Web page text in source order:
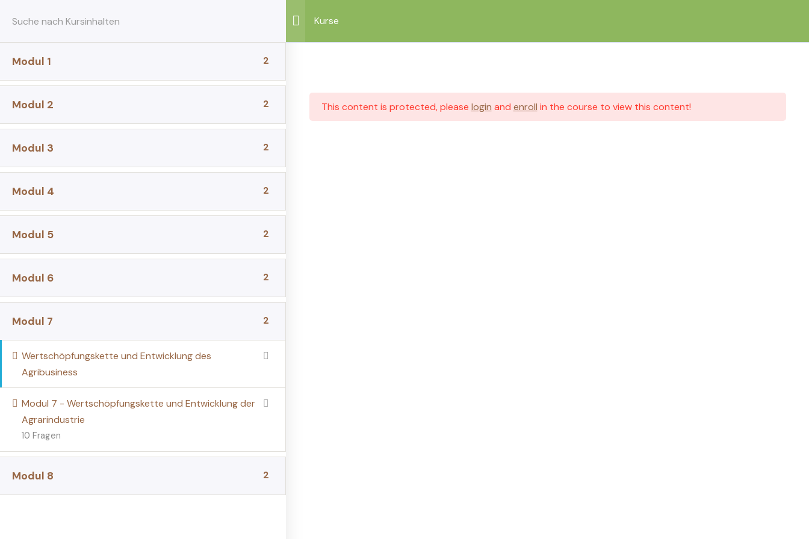
springen
Kurse
Modul 1 2
Modul 2 2
Modul 3 2
Modul 4 2
Modul 5 2
Modul 6 2
Modul 7 2
Wertschöpfungskette und Entwicklung des
Agribusiness
Modul 7 - Wertschöpfungskette und Entwicklung der
Agrarindustrie
10 Fragen
Modul 8 2
This content is protected, please login and enroll in the course to view this content!